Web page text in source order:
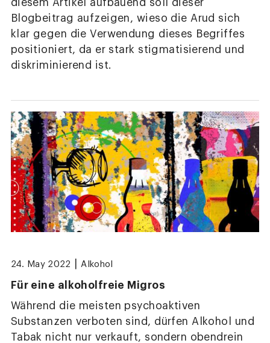
diesem Artikel aufbauend soll dieser
Blogbeitrag aufzeigen, wieso die Arud sich
klar gegen die Verwendung dieses Begriffes
positioniert, da er stark stigmatisierend und
diskriminierend ist.
24. May 2022 Alkohol
Für eine alkoholfreie Migros
Während die meisten psychoaktiven
Substanzen verboten sind, dürfen Alkohol und
Tabak nicht nur verkauft, sondern obendrein